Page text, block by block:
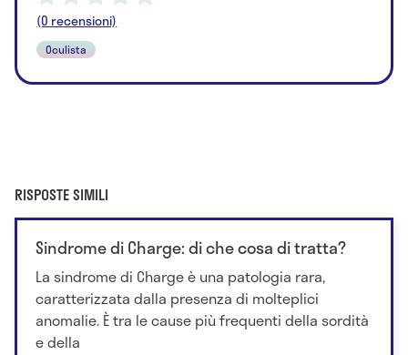
(0 recensioni)
Oculista
RISPOSTE SIMILI
Sindrome di Charge: di che cosa di tratta?
La sindrome di Charge è una patologia rara,
caratterizzata dalla presenza di molteplici
anomalie. È tra le cause più frequenti della sordità
e della